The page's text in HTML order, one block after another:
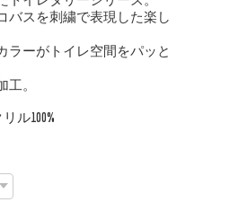
バスを刺繍で表現した楽し
ラーがトイレ空間をパッと
。
ル100%